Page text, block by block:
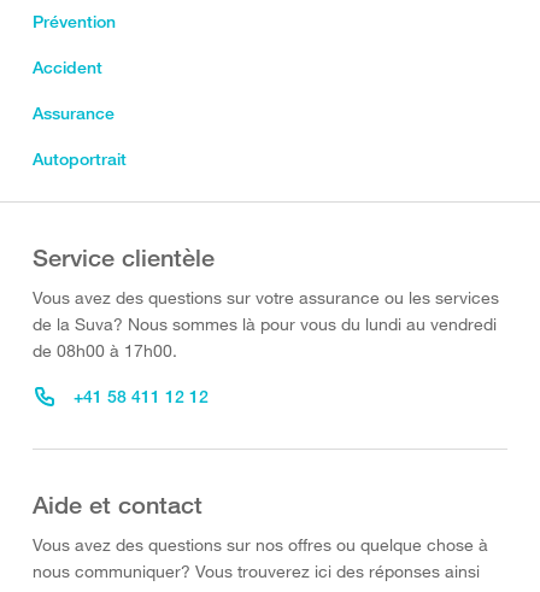
Prévention
Accident
Assurance
Autoportrait
Service clientèle
Vous avez des questions sur votre assurance ou les services
de la Suva? Nous sommes là pour vous du lundi au vendredi
de 08h00 à 17h00.
+41 58 411 12 12
Aide et contact
Vous avez des questions sur nos offres ou quelque chose à
nous communiquer? Vous trouverez ici des réponses ainsi